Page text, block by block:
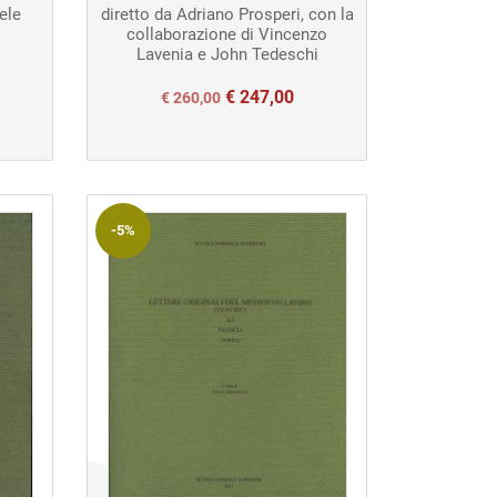
diretto da Adriano Prosperi, con la
collaborazione di Vincenzo
Lavenia e John Tedeschi
Il
originale
era:
€260,00Il
attuale
è:
€247,00
-5%